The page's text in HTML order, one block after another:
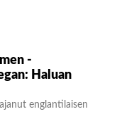
-
Haluan
englantilaisen